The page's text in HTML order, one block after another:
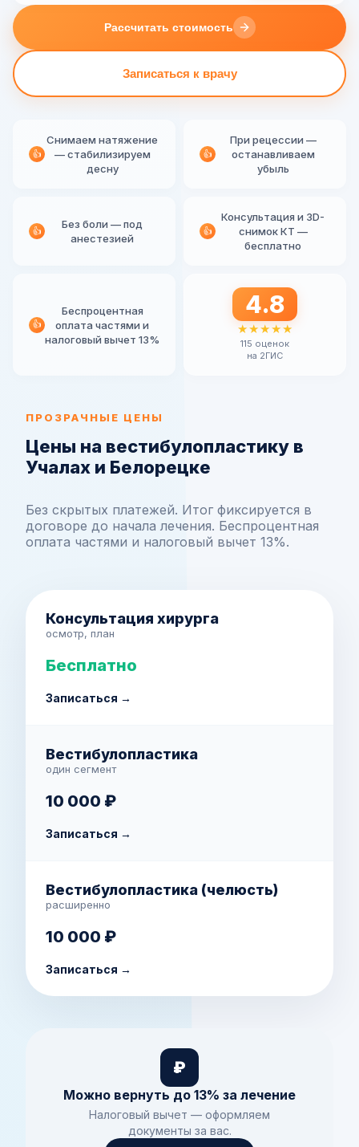
Рассчитать стоимость
Записаться к врачу
👍
Снимаем натяжение
— стабилизируем
десну
👍
При рецессии —
останавливаем
убыль
👍
Без боли — под
анестезией
👍
Консультация и 3D-
снимок КТ —
бесплатно
👍
Беспроцентная
оплата частями и
налоговый вычет 13%
4.8
★★★★★
115 оценок
на 2ГИС
ПРОЗРАЧНЫЕ ЦЕНЫ
Цены на вестибулопластику в
Учалах и Белорецке
Без скрытых платежей. Итог фиксируется в
договоре до начала лечения. Беспроцентная
оплата частями и налоговый вычет 13%.
Консультация хирурга
осмотр, план
Бесплатно
Записаться →
Вестибулопластика
один сегмент
10 000 ₽
Записаться →
Вестибулопластика (челюсть)
расширенно
10 000 ₽
Записаться →
₽
Можно вернуть до 13% за лечение
Налоговый вычет — оформляем
документы за вас.